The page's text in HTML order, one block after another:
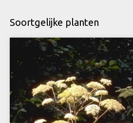
Soortgelijke planten